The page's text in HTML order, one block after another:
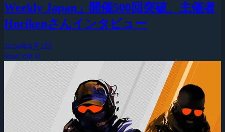
Weekly Japan」開催500回突破、主催者
Horikenさんインタビュー
2026年8月5日
StarCraft II